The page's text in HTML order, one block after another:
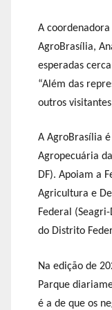
A
AgroBrasília,
esperadas
“Além das
outros
A AgroBrasília
Agropecuária
DF). Apoiam a
Agricultura e
Federal
do Distrito
Na edição de
Parque
é a de que os